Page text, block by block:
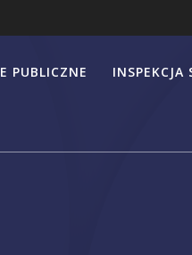
PUBLICZNE INSPEKCJA